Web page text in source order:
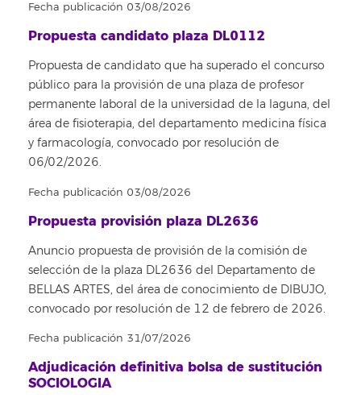
Fecha publicación 03/08/2026
Propuesta candidato plaza DL0112
Propuesta de candidato que ha superado el concurso
público para la provisión de una plaza de profesor
permanente laboral de la universidad de la laguna, del
área de fisioterapia, del departamento medicina física
y farmacología, convocado por resolución de
06/02/2026.
Fecha publicación 03/08/2026
Propuesta provisión plaza DL2636
Anuncio propuesta de provisión de la comisión de
selección de la plaza DL2636 del Departamento de
BELLAS ARTES, del área de conocimiento de DIBUJO,
convocado por resolución de 12 de febrero de 2026.
Fecha publicación 31/07/2026
Adjudicación definitiva bolsa de sustitución
SOCIOLOGIA